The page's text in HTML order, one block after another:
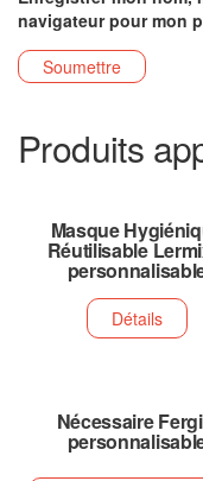
navigateur pour mon
Produits
Masque
Réutilisable
Détails
Nécessaire